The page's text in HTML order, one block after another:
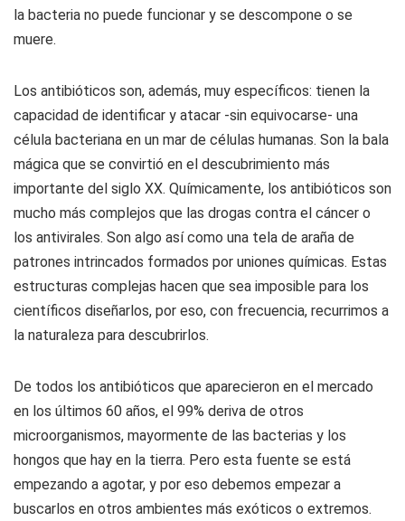
la bacteria no puede funcionar y se descompone o se
muere.
Los antibióticos son, además, muy específicos: tienen la
capacidad de identificar y atacar -sin equivocarse- una
célula bacteriana en un mar de células humanas. Son la bala
mágica que se convirtió en el descubrimiento más
importante del siglo XX. Químicamente, los antibióticos son
mucho más complejos que las drogas contra el cáncer o
los antivirales. Son algo así como una tela de araña de
patrones intrincados formados por uniones químicas. Estas
estructuras complejas hacen que sea imposible para los
científicos diseñarlos, por eso, con frecuencia, recurrimos a
la naturaleza para descubrirlos.
De todos los antibióticos que aparecieron en el mercado
en los últimos 60 años, el 99% deriva de otros
microorganismos, mayormente de las bacterias y los
hongos que hay en la tierra. Pero esta fuente se está
empezando a agotar, y por eso debemos empezar a
buscarlos en otros ambientes más exóticos o extremos.